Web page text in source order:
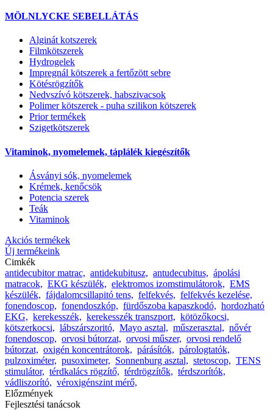
MÖLNLYCKE SEBELLÁTÁS
Alginát kotszerek
Filmkötszerek
Hydrogelek
Impregnál kötszerek a fertőzött sebre
Kötésrögzítők
Nedvszívó kötszerek, habszivacsok
Polimer kötszerek - puha szilikon kötszerek
Prior termékek
Szigetkötszerek
Vitaminok, nyomelemek, táplálék kiegészítők
Ásványi sók, nyomelemek
Krémek, kenőcsök
Potencia szerek
Teák
Vitaminok
Akciós termékek
Új termékeink
Cimkék
antidecubitor matrac, antidekubitusz, antudecubitus, ápolási
matracok, EKG készülék, elektromos izomstimulátorok, EMS
készülék, fájdalomcsillapitó tens, felfekvés, felfekvés kezelése,
fonendoscop, fonendoszkóp, fürdőszoba kapaszkodó, hordozható
EKG, kerekesszék, kerekesszék transzport, kötözőkocsi,
kötszerkocsi, lábszárszoritó, Mayo asztal, műszerasztal, nővér
fonendoscop, orvosi bútorzat, orvosi műszer, orvosi rendelő
bútorzat, oxigén koncentrátorok, párásítók, párologtatók,
pulzoximéter, pusoximeter, Sonnenburg asztal, stetoscop, TENS
stimulátor, térdkalács rögzítő, térdrögzítők, térdszorítók,
vádliszorító, véroxigénszint mérő,
Előzmények
Fejlesztési tanácsok